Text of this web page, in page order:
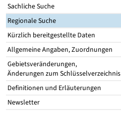
Sachliche Suche
Regionale Suche
Kürzlich bereitgestellte Daten
Allgemeine Angaben, Zuordnungen
Gebietsveränderungen,
Änderungen zum Schlüsselverzeichnis
Definitionen und Erläuterungen
Newsletter